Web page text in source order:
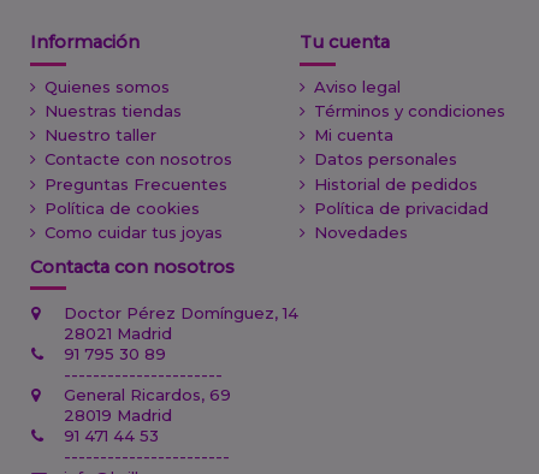
Información
Quienes somos
Nuestras tiendas
Nuestro taller
Contacte con nosotros
Preguntas Frecuentes
Política de cookies
Como cuidar tus joyas
Tu cuenta
Aviso legal
Términos y condiciones
Mi cuenta
Datos personales
Historial de pedidos
Política de privacidad
Novedades
Contacta con nosotros
Doctor Pérez Domínguez, 14
28021 Madrid
91 795 30 89
----------------------
General Ricardos, 69
28019 Madrid
91 471 44 53
-----------------------